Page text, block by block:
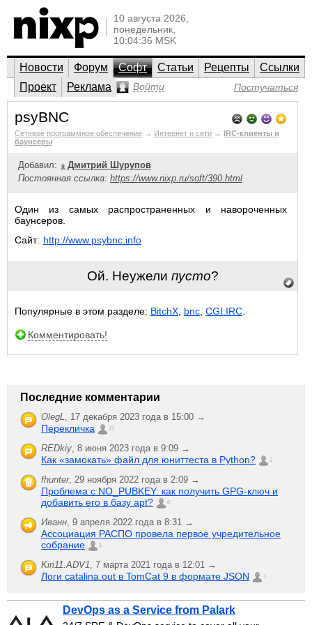
10 августа 2026,
понедельник,
10:04:36 MSK
Новости Форум Софт Статьи Рецепты
Ссылки
Проект
Реклама Войти Постучаться
psyBNC
Сетевое программное обеспечение → Интернет и сети → IRC-клиенты и
баунсеры
Добавил:
Дмитрий Шурупов
Постоянная ссылка: https://www.nixp.ru/soft/390.html
Один из самых распространенных и навороченных
баунсеров.
Сайт: http://www.psybnc.info
Ой. Неужели пусто?
Популярные в этом разделе: BitchX bnc CGI:IRC
Комментировать!
Последние комментарии
OlegL, 17 декабря 2023 года в 15:00 →
Перекличка 21
REDkiy, 8 июня 2023 года в 9:09 →
Как «замокать» файл для юниттеста в Python? 2
fhunter, 29 ноября 2022 года в 2:09 →
Проблема с NO_PUBKEY: как получить GPG-ключ и
добавить его в базу apt?
6
Иванн, 9 апреля 2022 года в 8:31 →
Ассоциация РАСПО провела первое учредительное
собрание
1
Kiri11.ADV1, 7 марта 2021 года в 12:01 →
Логи catalina.out в TomCat 9 в формате JSON 1
DevOps as a Service from Palark